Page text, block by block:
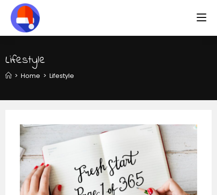
Lifestyle
> Home > Lifestyle